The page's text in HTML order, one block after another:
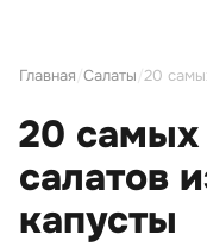
Главная Салаты
20
салатов
капусты